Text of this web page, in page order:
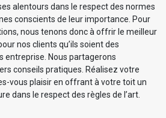
alentours dans le respect des normes
conscients de leur importance. Pour
nous tenons donc à offrir le meilleur
nos clients qu’ils soient des
entreprise. Nous partagerons
conseils pratiques. Réalisez votre
vous plaisir en offrant à votre toit un
dans le respect des règles de l’art.